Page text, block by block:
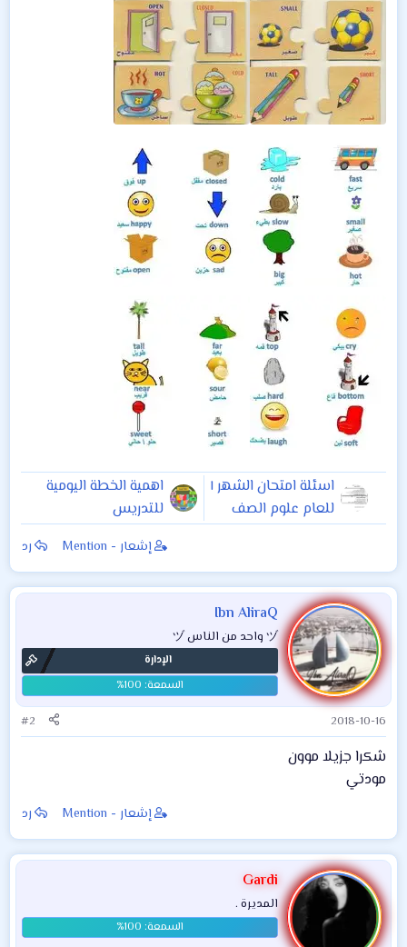
اسئلة امتحان الشهر ١
للعام علوم الصف
السادس. للفائدة
اهمية الخطة اليومية
للتدريس
إشعار - Mention رد
Ibn AliraQ
ヅ واحد من الناس ヅ
الإدارة
2018-10-16
#2
شكرا جزيلا موون
مودتي
إشعار - Mention رد
Gardi
المديرة .